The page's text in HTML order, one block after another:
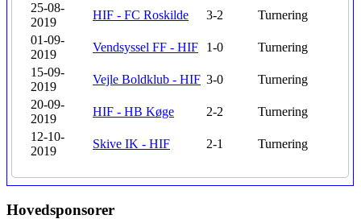
25-08-
2019
HIF - FC Roskilde 3-2
Turnering
01-09-
2019
Vendsyssel FF - HIF 1-0
Turnering
15-09-
2019
Vejle Boldklub - HIF 3-0
Turnering
20-09-
2019
HIF - HB Køge 2-2
Turnering
12-10-
2019
Skive IK - HIF 2-1 Turnering
Hovedsponsorer